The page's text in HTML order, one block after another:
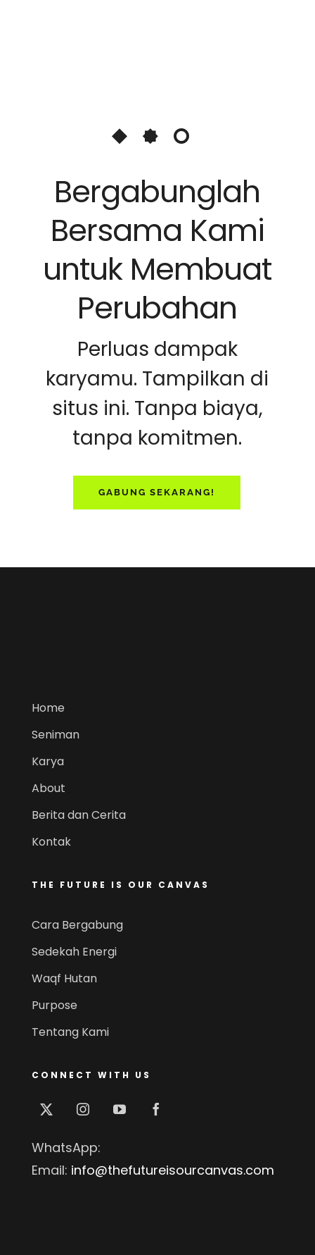
Bergabunglah
Bersama Kami
untuk Membuat
Perubahan
Perluas dampak
karyamu. Tampilkan di
situs ini. Tanpa biaya,
tanpa komitmen.
GABUNG SEKARANG!
Home
Seniman
Karya
About
Berita dan Cerita
Kontak
THE FUTURE IS OUR CANVAS
Cara Bergabung
Sedekah Energi
Waqf Hutan
Purpose
Tentang Kami
CONNECT WITH US
WhatsApp:
Email: info@thefutureisourcanvas.com